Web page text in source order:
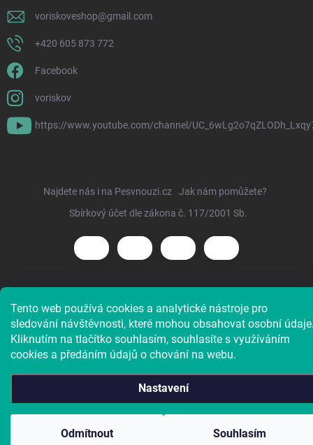
Tento web používá cookies a analytické nástroje pro
sledování návštěvnosti, které mohou obsahovat osobní
Kliknutím na tlačítko souhlasím, souhlasíte s využíváním
cookies a předáním údajů o chování na webu.
Nastavení
Odmítnout Souhlasím
Charitativní e-shop útulku. Doba dodání většiny zboží je 4 až
voriskoveshop@gmail.com
+420 605 873 772
Facebook
voriskov
https://www.youtube.com/channel/
Najdete nás i na Pesvnouzi.cz
Jak nám pomůžete?
Sbírkový účet dle zákona č. 117/2001 Sb.